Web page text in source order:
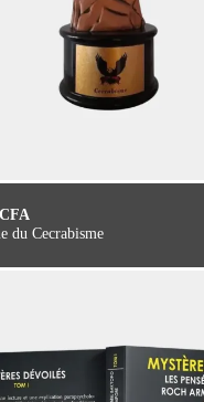
CFA
du Cecrabisme